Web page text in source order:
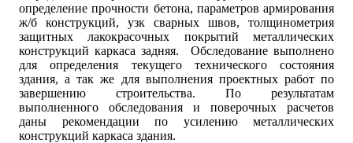
определение прочности бетона, параметров армирования
ж/б конструкций, узк сварных швов, толщинометрия
защитных лакокрасочных покрытий металлических
конструкций каркаса задняя. Обследование выполнено
для определения текущего технического состояния
здания, а так же для выполнения проектных работ по
завершению строительства. По результатам
выполненного обследования и поверочных расчетов
даны рекомендации по усилению металлических
конструкций каркаса здания.